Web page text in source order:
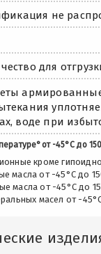
не
для
воде при
-45°С до
кроме
масла от -45°С до
масла от -45°С до
масел от -